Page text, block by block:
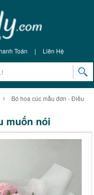
Toán | Liên Hệ
Bó hoa cúc mẫu đơn - Điều
muốn nói